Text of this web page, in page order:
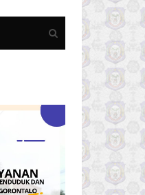
Open
search
panel